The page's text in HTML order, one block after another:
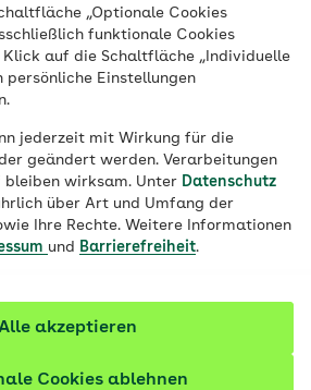
„Optionale Cookies
funktionale Cookies
auf die Schaltfläche „Individuelle
persönliche Einstellungen
jederzeit mit Wirkung für die
geändert werden. Verarbeitungen
bleiben wirksam. Unter Datenschutz
über Art und Umfang der
Ihre Rechte. Weitere Informationen
und Barrierefreiheit.
Cookies ablehnen
akzeptieren
Spaß, tut Körper
muss nicht immer etwas
Holstein bietet
Calisthenics-Parks, auf
an der
können – direkt am
Natur oder in der